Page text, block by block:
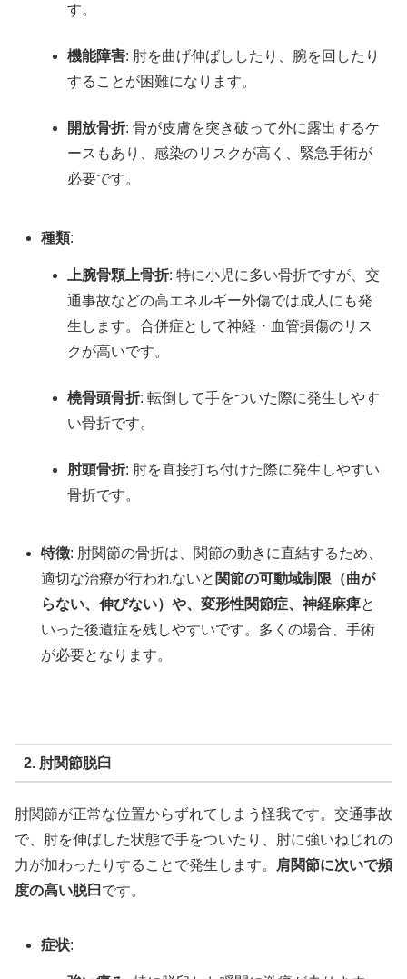
す。
機能障害: 肘を曲げ伸ばししたり、腕を回したり
することが困難になります。
開放骨折: 骨が皮膚を突き破って外に露出するケ
ースもあり、感染のリスクが高く、緊急手術が
必要です。
種類:
上腕骨顆上骨折: 特に小児に多い骨折ですが、交
通事故などの高エネルギー外傷では成人にも発
生します。合併症として神経・血管損傷のリス
クが高いです。
橈骨頭骨折: 転倒して手をついた際に発生しやす
い骨折です。
肘頭骨折: 肘を直接打ち付けた際に発生しやすい
骨折です。
特徴: 肘関節の骨折は、関節の動きに直結するため、
適切な治療が行われないと 関節の可動域制限（曲が
らない、伸びない）や、変形性関節症、神経麻痺と
いった後遺症を残しやすいです。多くの場合、手術
が必要となります。
2. 肘関節脱臼
肘関節が正常な位置からずれてしまう怪我です。交通事故
で、肘を伸ばした状態で手をついたり、肘に強いねじれの
力が加わったりすることで発生します。
肩関節に次いで頻
度の高い脱臼 です。
症状: